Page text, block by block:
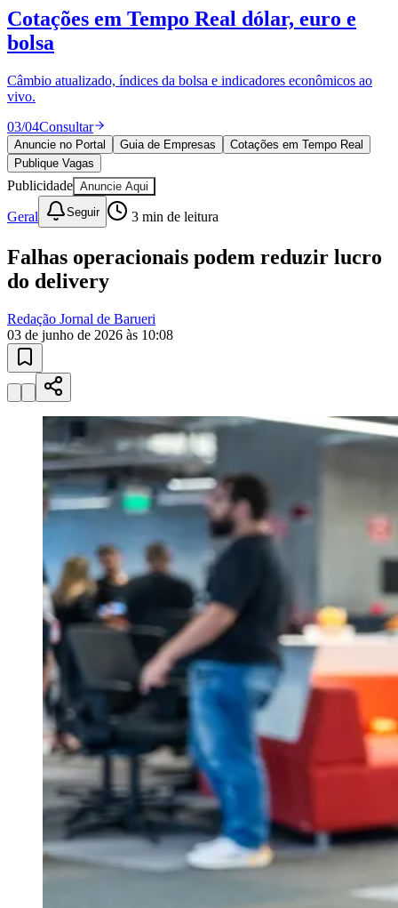
Juventude
Publique Vagas encontre talentos
Publique vagas e encontre os melhores profissionais da região.
04/04Publicar
Anuncie no Portal
Publique Vagas
Publicidade Anuncie Aqui
Geral Seguir 3min de leitura
Falhas operacionais podem reduzir lucro
Redação Jornal de Barueri
03 de junho de 2026 às 10:08